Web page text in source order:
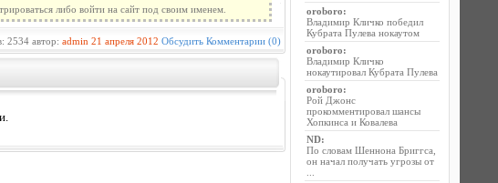
либо войти на сайт под своим именем.
2534 автор: admin 21 апреля 2012 Обсудить Комментарии (0)
oroboro:
Владимир Кличко победил
Кубрата Пулева нокаутом
oroboro:
Владимир Кличко
нокаутировал Кубрата Пулева
oroboro:
Рой Джонс
прокомментировал шансы
Хопкинса и Ковалева
ND:
По словам Шеннона Бриггса,
он начал получать угрозы от